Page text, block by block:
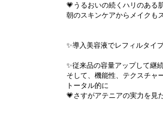
💗うるおいの続くハリのある
朝のスキンケアからメイクも
✨導入美容液でレフィルタイ
✨従来品の容量アップして継
そして、機能性、テクスチャ
トータル的に
💗さすがアテニアの実力を見